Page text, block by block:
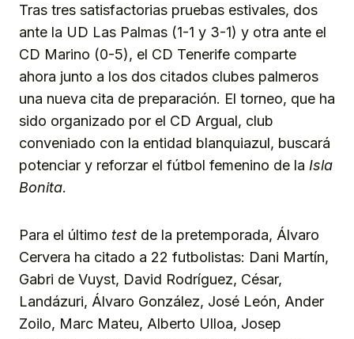
Tras tres satisfactorias pruebas estivales, dos
ante la UD Las Palmas (1-1 y 3-1) y otra ante el
CD Marino (0-5), el CD Tenerife comparte
ahora junto a los dos citados clubes palmeros
una nueva cita de preparación. El torneo, que ha
sido organizado por el CD Argual, club
conveniado con la entidad blanquiazul, buscará
potenciar y reforzar el fútbol femenino de la Isla
Bonita.
Para el último test de la pretemporada, Álvaro
Cervera ha citado a 22 futbolistas: Dani Martín,
Gabri de Vuyst, David Rodríguez, César,
Landázuri, Álvaro González, José León, Ander
Zoilo, Marc Mateu, Alberto Ulloa, Josep